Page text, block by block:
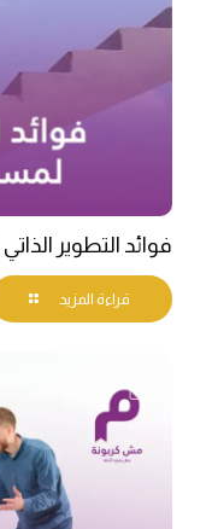
فوائد التطوير
قراءة المزيد